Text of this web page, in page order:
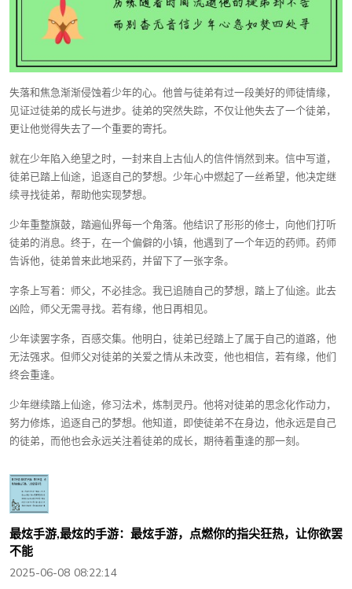
失落和焦急渐渐侵蚀着少年的心。他曾与徒弟有过一段美好的师徒情缘，
见证过徒弟的成长与进步。徒弟的突然失踪，不仅让他失去了一个徒弟，
更让他觉得失去了一个重要的寄托。
就在少年陷入绝望之时，一封来自上古仙人的信件悄然到来。信中写道，
徒弟已踏上仙途，追逐自己的梦想。少年心中燃起了一丝希望，他决定继
续寻找徒弟，帮助他实现梦想。
少年重整旗鼓，踏遍仙界每一个角落。他结识了形形的修士，向他们打听
徒弟的消息。终于，在一个偏僻的小镇，他遇到了一个年迈的药师。药师
告诉他，徒弟曾来此地采药，并留下了一张字条。
字条上写着：师父，不必挂念。我已追随自己的梦想，踏上了仙途。此去
凶险，师父无需寻找。若有缘，他日再相见。
少年读罢字条，百感交集。他明白，徒弟已经踏上了属于自己的道路，他
无法强求。但师父对徒弟的关爱之情从未改变，他也相信，若有缘，他们
终会重逢。
少年继续踏上仙途，修习法术，炼制灵丹。他将对徒弟的思念化作动力，
努力修炼，追逐自己的梦想。他知道，即使徒弟不在身边，他永远是自己
的徒弟，而他也会永远关注着徒弟的成长，期待着重逢的那一刻。
最炫手游,最炫的手游：最炫手游，点燃你的指尖狂热，让你欲罢
不能
2025-06-08 08:22:14